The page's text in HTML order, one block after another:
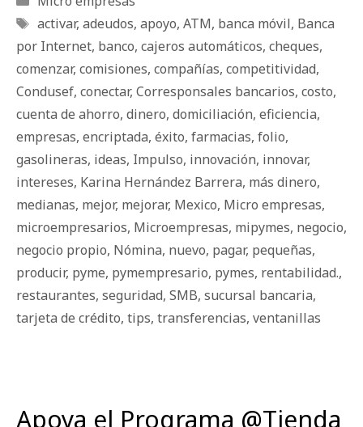
Etiquetas
activar, adeudos, apoyo, ATM, banca móvil, Banca
por Internet, banco, cajeros automáticos, cheques,
comenzar, comisiones, compañías, competitividad,
Condusef, conectar, Corresponsales bancarios, costo,
cuenta de ahorro, dinero, domiciliación, eficiencia,
empresas, encriptada, éxito, farmacias, folio,
gasolineras, ideas, Impulso, innovación, innovar,
intereses, Karina Hernández Barrera, más dinero,
medianas, mejor, mejorar, Mexico, Micro empresas,
microempresarios, Microempresas, mipymes, negocio,
negocio propio, Nómina, nuevo, pagar, pequeñas,
producir, pyme, pymempresario, pymes, rentabilidad.,
restaurantes, seguridad, SMB, sucursal bancaria,
tarjeta de crédito, tips, transferencias, ventanillas
Apoya el Programa @Tienda